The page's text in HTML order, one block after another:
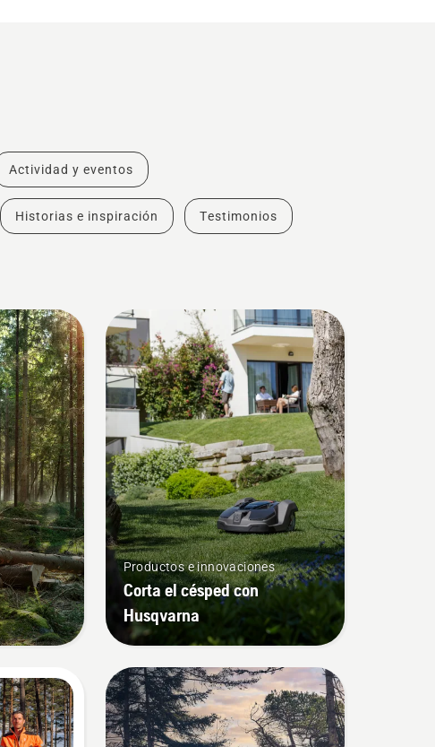
Actividad y eventos
Historias e inspiración Testimonios
Productos e innovaciones
Corta el césped con
Husqvarna